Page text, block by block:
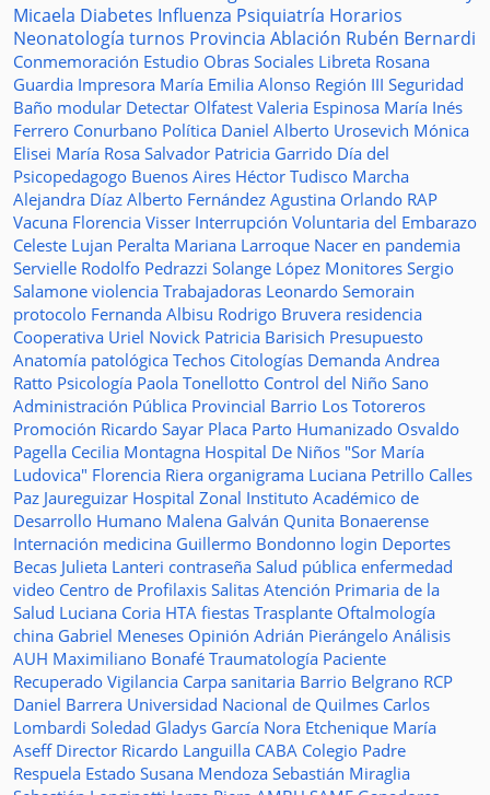
Micaela Diabetes Influenza Psiquiatría Horarios
Neonatología turnos Provincia Ablación Rubén Bernardi
Conmemoración Estudio Obras Sociales Libreta Rosana
Guardia Impresora María Emilia Alonso Región III Seguridad
Baño modular Detectar Olfatest Valeria Espinosa María Inés
Ferrero Conurbano Política Daniel Alberto Urosevich Mónica
Elisei María Rosa Salvador Patricia Garrido Día del
Psicopedagogo Buenos Aires Héctor Tudisco Marcha
Alejandra Díaz Alberto Fernández Agustina Orlando RAP
Vacuna Florencia Visser Interrupción Voluntaria del Embarazo
Celeste Lujan Peralta Mariana Larroque Nacer en pandemia
Servielle Rodolfo Pedrazzi Solange López Monitores Sergio
Salamone violencia Trabajadoras Leonardo Semorain
protocolo Fernanda Albisu Rodrigo Bruvera residencia
Cooperativa Uriel Novick Patricia Barisich Presupuesto
Anatomía patológica Techos Citologías Demanda Andrea
Ratto Psicología Paola Tonellotto Control del Niño Sano
Administración Pública Provincial Barrio Los Totoreros
Promoción Ricardo Sayar Placa Parto Humanizado Osvaldo
Pagella Cecilia Montagna Hospital De Niños "Sor María
Ludovica" Florencia Riera organigrama Luciana Petrillo Calles
Paz Jaureguizar Hospital Zonal Instituto Académico de
Desarrollo Humano Malena Galván Qunita Bonaerense
Internación medicina Guillermo Bondonno login Deportes
Becas Julieta Lanteri contraseña Salud pública enfermedad
video Centro de Profilaxis Salitas Atención Primaria de la
Salud Luciana Coria HTA fiestas Trasplante Oftalmología
china Gabriel Meneses Opinión Adrián Pierángelo Análisis
AUH Maximiliano Bonafé Traumatología Paciente
Recuperado Vigilancia Carpa sanitaria Barrio Belgrano RCP
Daniel Barrera Universidad Nacional de Quilmes Carlos
Lombardi Soledad Gladys García Nora Etchenique María
Aseff Director Ricardo Languilla CABA Colegio Padre
Respuela Estado Susana Mendoza Sebastián Miraglia